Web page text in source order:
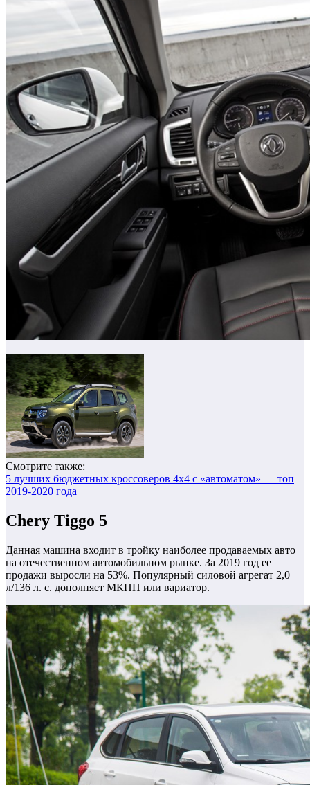
Смотрите также:
5 лучших бюджетных кроссоверов 4х4 с «автоматом» — топ
2019-2020 года
Chery Tiggo 5
Данная машина входит в тройку наиболее продаваемых авто
на отечественном автомобильном рынке. За 2019 год ее
продажи выросли на 53%. Популярный силовой агрегат 2,0
л/136 л. с. дополняет МКПП или вариатор.